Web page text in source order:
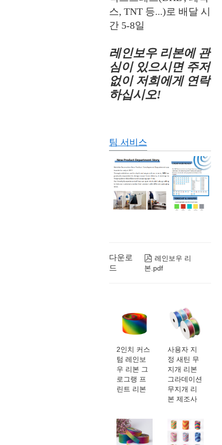
스, TNT 등...)로 배달 시
간 5-8일
레인보우 리본에 관
심이 있으시면 주저
없이 저희에게 연락
하십시오!
팀 서비스
다운로
드
 레인보우 리
본.pdf
2인치 커스
텀 레인보
우 리본 그
로그랭 프
린트 리본
사용자 지
정 새틴 무
지개 리본
그라데이션
무지개 리
본 제조사